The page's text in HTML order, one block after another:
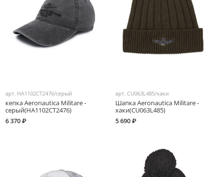
арт. HA1102CT2476/серый
кепка Aeronautica Militare -
серый(HA1102CT2476)
6 370 ₽
арт. CU063L485/хаки
Шапка Aeronautica Militare -
хаки(CU063L485)
5 690 ₽